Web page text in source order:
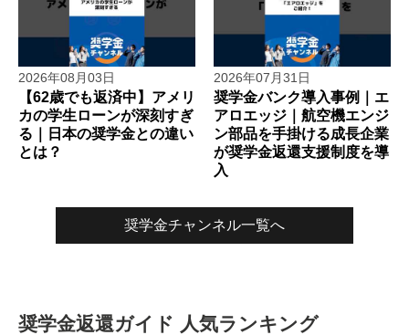
2026年08月03日
【62歳でも返済中】アメリ
カの学生ローンが深刻すぎ
る｜日本の奨学金との違い
とは？
2026年07月31日
奨学金バンク導入事例｜エ
アロエッジ｜航空機エンジ
ン部品を手掛ける成長企業
が奨学金返還支援制度を導
入
奨学金チャンネル一覧へ
奨学金返還ガイド 人気ランキング